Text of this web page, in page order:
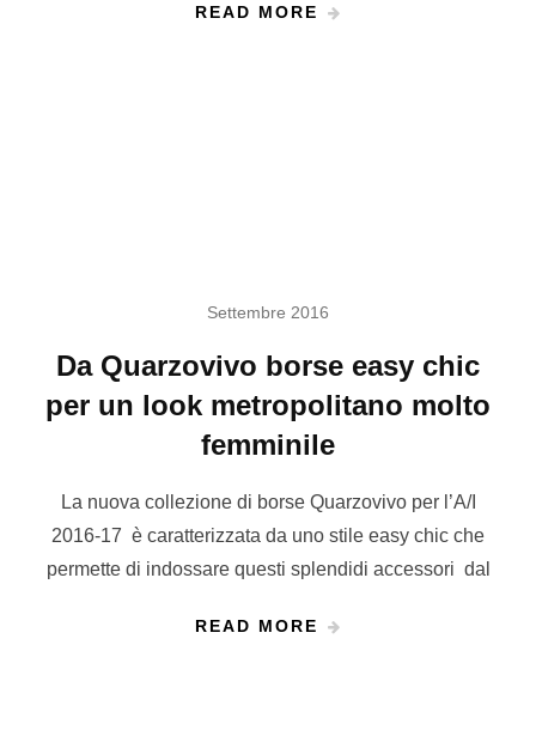
READ MORE
Settembre 2016
Da Quarzovivo borse easy chic
per un look metropolitano molto
femminile
La nuova collezione di borse Quarzovivo per l’A/I
2016-17 è caratterizzata da uno stile easy chic che
permette di indossare questi splendidi accessori dal
READ MORE